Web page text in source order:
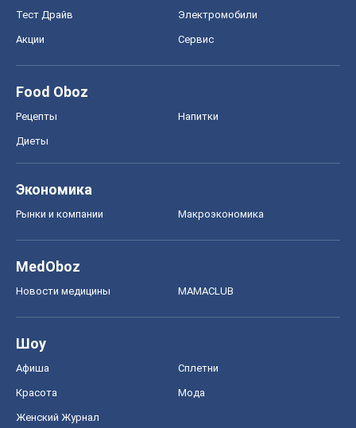
Тест Драйв Электромобили
Акции Сервис
Food Oboz
Рецепты Напитки
Диеты
Экономика
Рынки и компании Mакроэкономика
MedOboz
Новости медицины MAMACLUB
Шоу
Афиша Сплетни
Красота Мода
Женский Журнал